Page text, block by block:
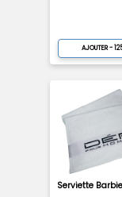
AJOUTER -
Serviette